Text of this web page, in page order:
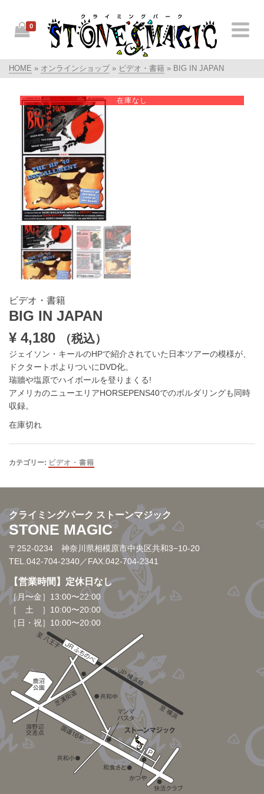
0
HOME » オンラインショップ » ビデオ・書籍 » BIG IN JAPAN
在庫なし
ビデオ・書籍
BIG IN JAPAN
¥ 4,180 （税込）
ジェイソン・キールのHPで紹介されていた日本ツアーの模様が、
ドクタートポよりついにDVD化。
瑞牆や塩原でハイボールを登りまくる!
アメリカのニューエリアHORSEPENS40でのボルダリングも同時
収録。
在庫切れ
カテゴリー: ビデオ・書籍
クライミングパーク ストーンマジック
STONE MAGIC
〒252-0234 神奈川県相模原市中央区共和3−10-20
TEL.042-704-2340／FAX.042-704-2341
【営業時間】定休日なし
［月〜金］13:00〜22:00
［ 土 ］10:00〜20:00
［日・祝］10:00〜20:00